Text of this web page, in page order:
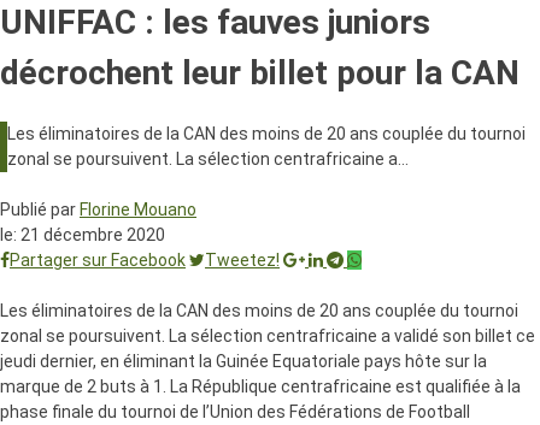
UNIFFAC : les fauves juniors
décrochent leur billet pour la CAN
Les éliminatoires de la CAN des moins de 20 ans couplée du tournoi
zonal se poursuivent. La sélection centrafricaine a…
Publié parFlorine Mouano
le: 21 décembre 2020
Partager sur Facebook
Tweetez!
Les éliminatoires de la CAN des moins de 20 ans couplée du tournoi
zonal se poursuivent. La sélection centrafricaine a validé son billet ce
jeudi dernier, en éliminant la Guinée Equatoriale pays hôte sur la
marque de 2 buts à 1. La République centrafricaine est qualifiée à la
phase finale du tournoi de l’Union des Fédérations de Football